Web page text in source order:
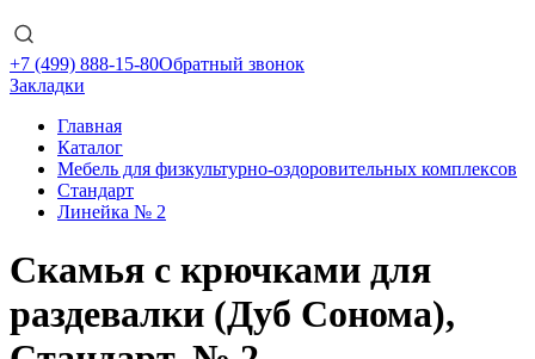
+7 (499) 888-15-80Обратный звонок
Закладки
Главная
Каталог
Мебель для физкультурно-оздоровительных комплексов
Стандарт
Линейка № 2
Скамья с крючками для
раздевалки (Дуб Сонома),